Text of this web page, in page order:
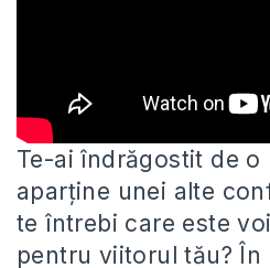
Te-ai îndrăgostit de o
aparține unei alte
te întrebi care este
pentru viitorul tău? În